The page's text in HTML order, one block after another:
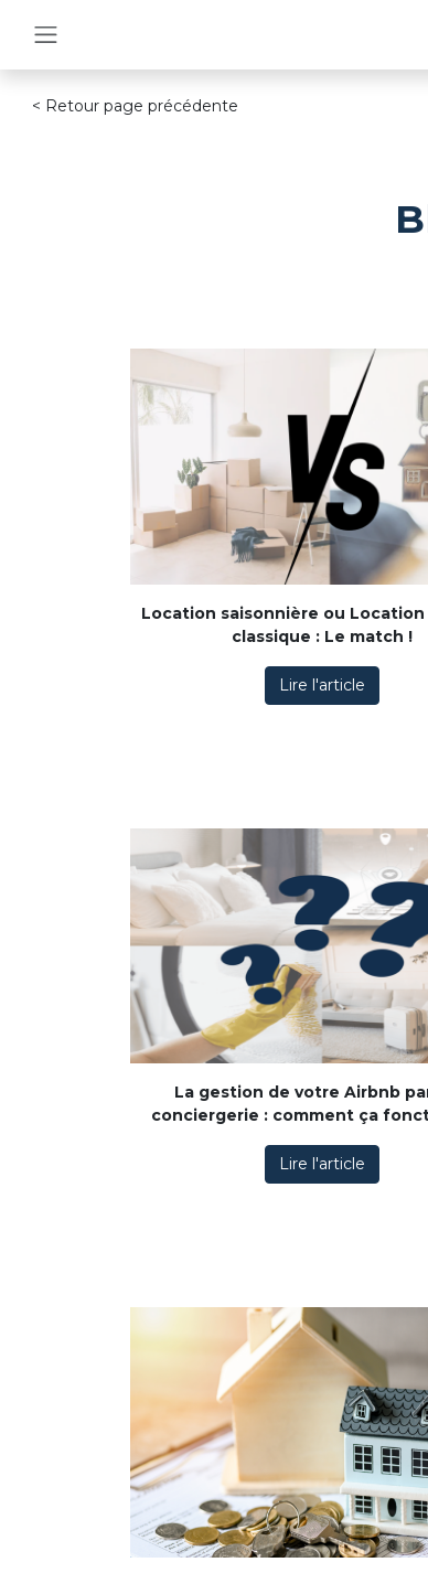
< Retour page précédente
Location saisonnière ou
classique : Le match !
Lire l'article
La gestion de votre Airbnb
conciergerie : comment ça
Lire l'article